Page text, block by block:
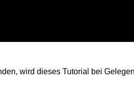
wird dieses Tutorial bei